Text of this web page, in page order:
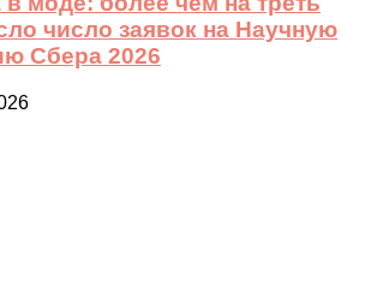
число заявок на Научную
Сбера 2026